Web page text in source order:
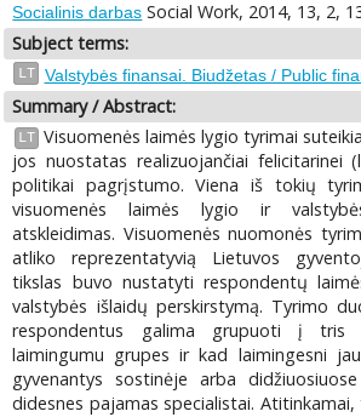
Socialinis darbas Social Work, 2014, 13, 2,
Subject terms:
LT Valstybės finansai. Biudžetas / Public
Summary / Abstract:
LT Visuomenės laimės lygio tyrimai
jos nuostatas realizuojančiai felicitarinei
politikai pagrįstumo. Viena iš tokių
visuomenės laimės lygio ir
atskleidimas. Visuomenės nuomonės
atliko reprezentatyvią Lietuvos
tikslas buvo nustatyti respondentų
valstybės išlaidų perskirstymą. Tyrimo
respondentus galima grupuoti į tris
laimingumu grupes ir kad laimingesni
gyvenantys sostinėje arba
didesnes pajamas specialistai.